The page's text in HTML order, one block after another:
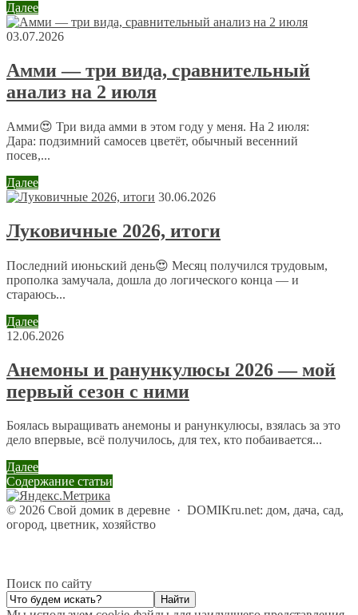
Имя*
Email*
Сайт
персональных данных.Политика конфиденциальности
Далее
03.07.2026
Амми — три вида, сравнительный
анализ на 2 июля
Амми😍 Три вида амми в этом году у меня. На 2 июля:
Дара: подзимний самосев цветёт, обычный весенний
посев,...
Далее
30.06.2026
Луковичные 2026, итоги
Последний июньский день😍 Месяц получился трудовым,
прополка замучала, дошла до логического конца — и
стараюсь...
Далее
12.06.2026
Анемоны и ранункулюсы 2026 — мой
первый сезон с ними
Боялась выращивать анемоны и ранункулюсы, взялась за это
дело впервые, всё получилось, для тех, кто побаивается...
Далее
Содержание статьи
© 2026 Свой домик в деревне · DOMIKru.net: дом, дача, сад,
огород, цветник, хозяйство
Поиск по сайту